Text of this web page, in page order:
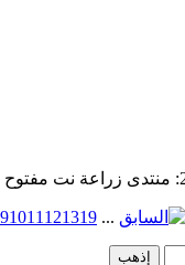
...
91011 121319